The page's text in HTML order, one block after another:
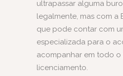
ultrapassar alguma
legalmente, mas com a
que pode contar com
especializada para o
acompanhar em todo
licenciamento.